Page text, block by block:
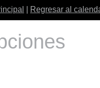
Regresar al